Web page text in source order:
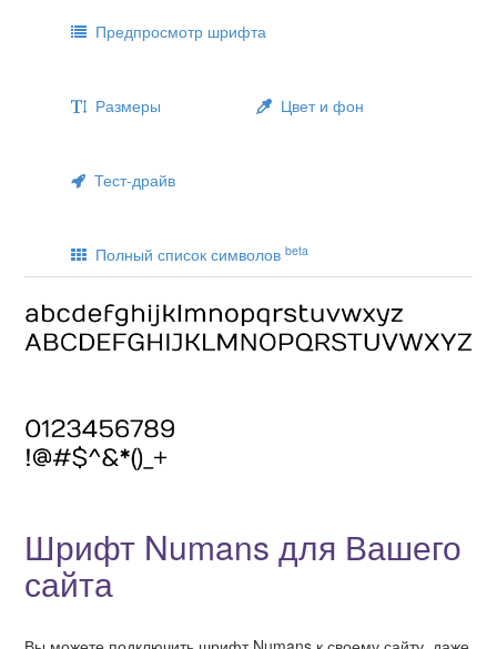
Предпросмотр шрифта
Размеры Цвет и фон
Тест-драйв
Полный список символов beta
Шрифт Numans для Вашего
сайта